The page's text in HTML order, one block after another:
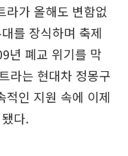
라가 올해도 변함없
를 장식하며 축제
년 폐교 위기를 막
라는 현대차 정몽구
적인 지원 속에 이제
다.